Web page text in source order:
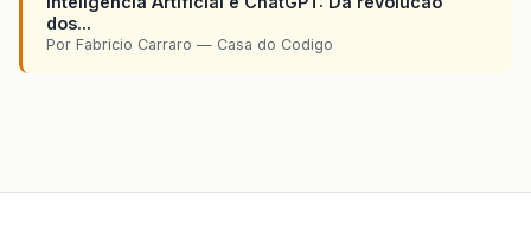
dos...
Por Fabricio Carraro — Casa do Codigo